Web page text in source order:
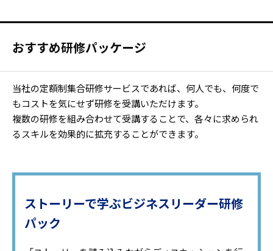
おすすめ研修パッケージ
当社の定額制集合研修サービスであれば、何人でも、何度で
もコストを気にせず研修を受講いただけます。
複数の研修を組み合わせて受講することで、各々に求められ
るスキルを効果的に拡充することができます。
ストーリーで学ぶビジネスリーダー研修
パック